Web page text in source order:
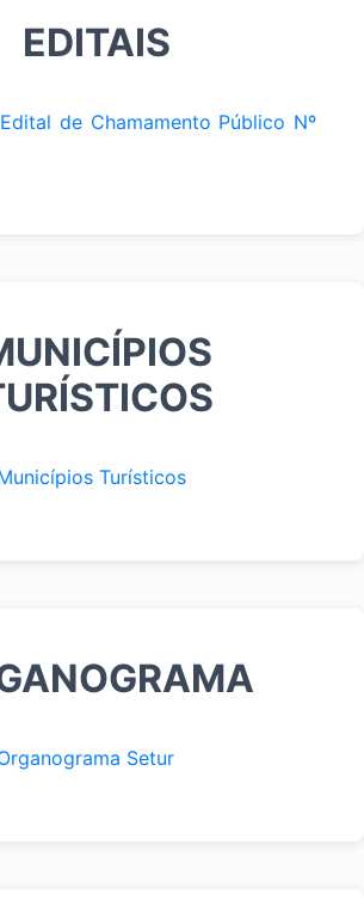
EDITAIS
Edital de Chamamento Público Nº
Turísticos
Setur